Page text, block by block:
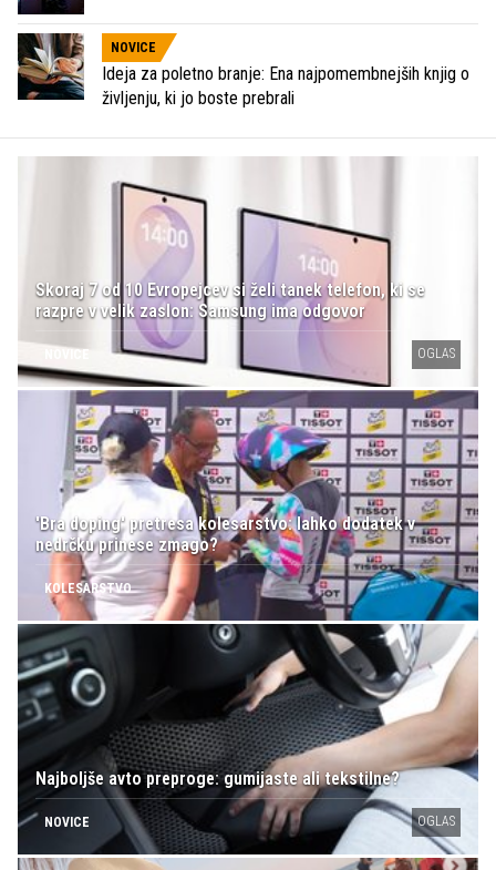
NOVICE
Ideja za poletno branje: Ena najpomembnejših knjig o
življenju, ki jo boste prebrali
Skoraj 7 od 10 Evropejcev si želi tanek telefon, ki se
razpre v velik zaslon: Samsung ima odgovor
NOVICE OGLAS
'Bra doping' pretresa kolesarstvo: lahko dodatek v
nedrčku prinese zmago?
KOLESARSTVO
Najboljše avto preproge: gumijaste ali tekstilne?
NOVICE OGLAS